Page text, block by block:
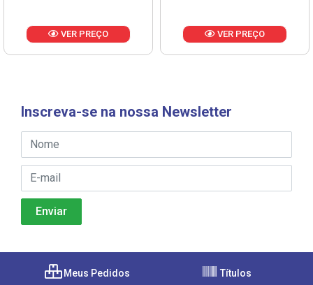
VER PREÇO VER PREÇO
Inscreva-se na nossa Newsletter
Meus Pedidos Títulos